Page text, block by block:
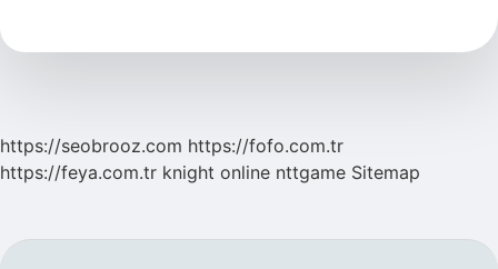
https://seobrooz.com https://fofo.com.tr
https://feya.com.tr knight online nttgame Sitemap